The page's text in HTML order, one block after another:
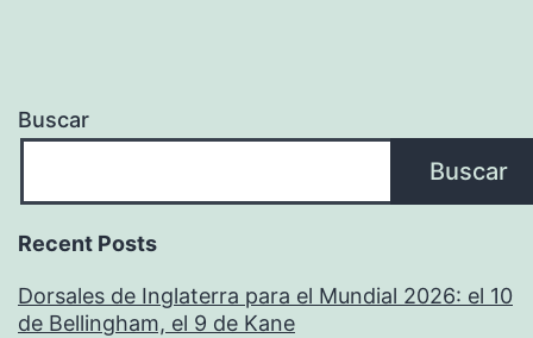
Buscar
Buscar
Recent Posts
Dorsales de Inglaterra para el Mundial 2026: el 10
de Bellingham, el 9 de Kane